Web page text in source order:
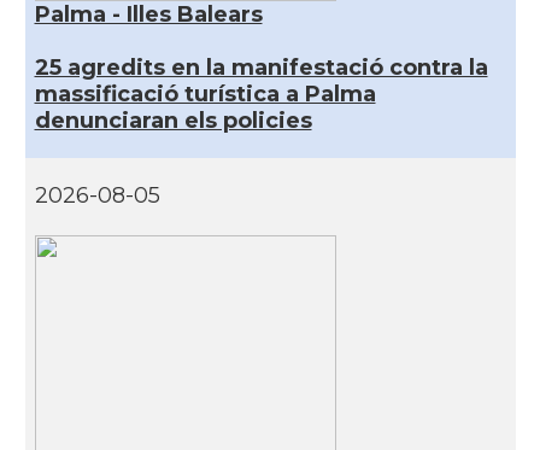
Palma - Illes Balears
25 agredits en la manifestació contra la
massificació turística a Palma
denunciaran els policies
2026-08-05